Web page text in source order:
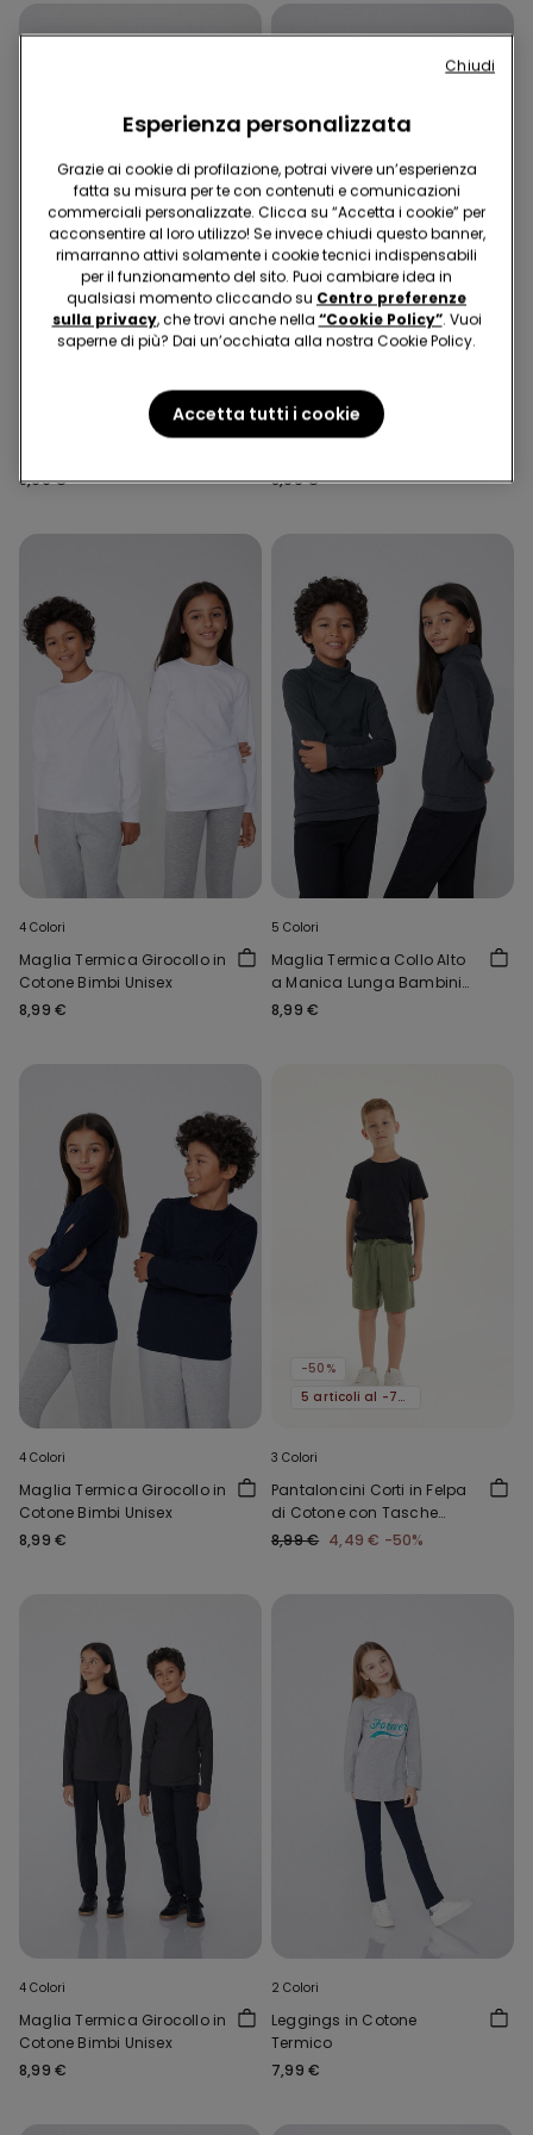
Maglia Termica Collo Alto
8,99 €
Maglia Termica Collo Alto
8,99 €
4 Colori
Maglia Termica Girocollo in
Cotone Bimbi Unisex
8,99 €
5 Colori
Maglia Termica Collo Alto
a Manica Lunga Bambini
Unisex
8,99 €
4 Colori
Maglia Termica Girocollo in
Cotone Bimbi Unisex
8,99 €
-50%
5 articoli al -70%
3 Colori
Pantaloncini Corti in Felpa
di Cotone con Tasche
Bimbo
8,99 € 4,49 € -50%
4 Colori
Maglia Termica Girocollo in
Cotone Bimbi Unisex
8,99 €
2 Colori
Leggings in Cotone
Termico
7,99 €
Esperienza personalizzata
Grazie ai cookie di profilazione, potrai vivere un’esperienza
fatta su misura per te con contenuti e comunicazioni
commerciali personalizzate. Clicca su “Accetta i cookie” per
acconsentire al loro utilizzo! Se invece chiudi questo banner,
rimarranno attivi solamente i cookie tecnici indispensabili
per il funzionamento del sito. Puoi cambiare idea in
qualsiasi momento cliccando su Centro preferenze
sulla privacy, che trovi anche nella “Cookie Policy”. Vuoi
saperne di più? Dai un’occhiata alla nostra Cookie Policy.
Accetta tutti i cookie
Chiudi